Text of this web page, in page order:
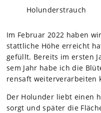
Holunderstrauch
Im Februar 2022 haben
statt­li­che Höhe erreicht
gefüllt. Bereits im ers­ten
sem Jahr habe ich die
ren­saft wei­ter­ver­ar­bei­ten
Der Holun­der liebt einen
sorgt und spä­ter die